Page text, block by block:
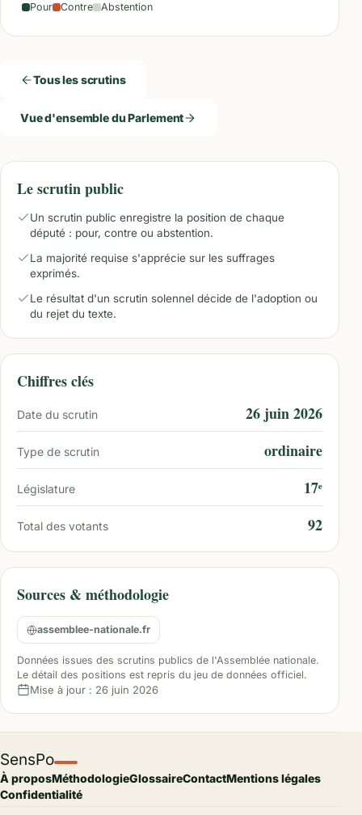
Pour Contre Abstention
Tous les scrutins
Vue d'ensemble du Parlement
Le scrutin public
Un scrutin public enregistre la position de chaque
député : pour, contre ou abstention.
La majorité requise s'apprécie sur les suffrages
exprimés.
Le résultat d'un scrutin solennel décide de l'adoption ou
du rejet du texte.
Chiffres clés
Date du scrutin 26 juin 2026
Type de scrutin ordinaire
Législature 17ᵉ
Total des votants 92
Sources & méthodologie
assemblee-nationale.fr
Données issues des scrutins publics de l'Assemblée nationale.
Le détail des positions est repris du jeu de données officiel.
Mise à jour : 26 juin 2026
SensPo
À proposMéthodologieGlossaireContactMentions légales
Confidentialité